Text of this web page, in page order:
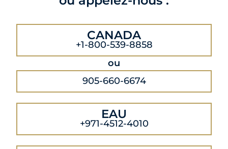
CANADA
+1-800-539-8858
ou
905-660-6674
EAU
+971-4512-4010